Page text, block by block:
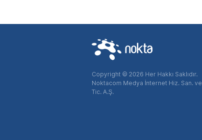
Copyright © 2026 Her Hakkı Saklıdır.
Noktacom Medya İnternet Hiz. San. ve
Tic. A.Ş.